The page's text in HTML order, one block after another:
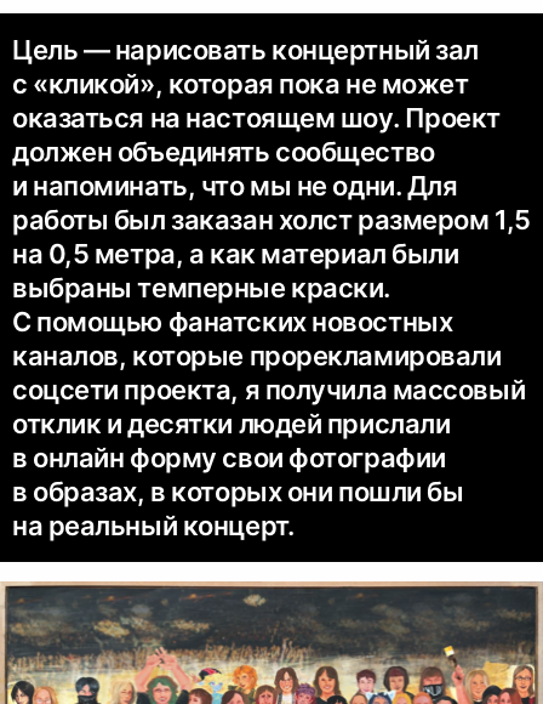
Цель — нарисовать концертный зал
с «кликой», которая пока не может
оказаться на настоящем шоу. Проект
должен объединять сообщество
и напоминать, что мы не одни. Для
работы был заказан холст размером 1,5
на 0,5 метра, а как материал были
выбраны темперные краски.
С помощью фанатских новостных
каналов, которые прорекламировали
соцсети проекта, я получила массовый
отклик и десятки людей прислали
в онлайн форму свои фотографии
в образах, в которых они пошли бы
на реальный концерт.